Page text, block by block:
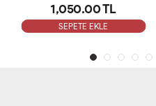
1,050.00 TL
SEPETE EKLE